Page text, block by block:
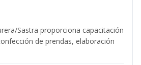
Sastra proporciona capacitación
de prendas, elaboración